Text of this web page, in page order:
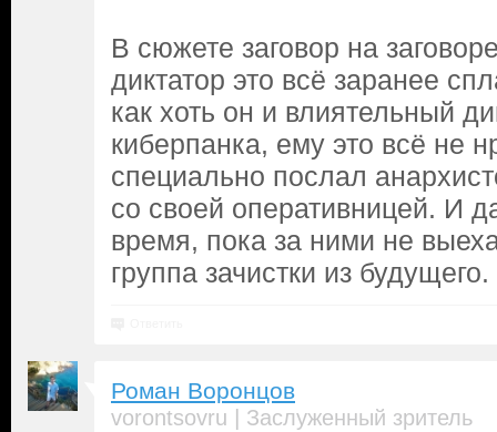
В сюжете заговор на
диктатор это всё заранее
как хоть он и влиятельный
киберпанка, ему это всё не
специально послал
со своей оперативницей. И
время, пока за ними не
группа зачистки из будущего.
Роман Воронцов
vorontsovru | Заслуженный зритель